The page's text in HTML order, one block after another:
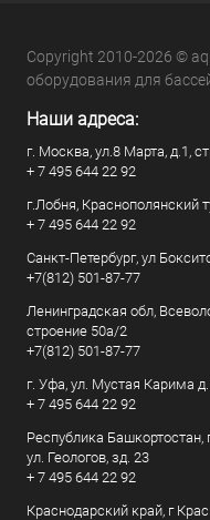
Copyright 2010-2026 ©
оборудования для
Наши адреса:
г. Москва, ул.8 Марта, д.1,
+ 7 495 644 22 92
г.Лобня, Краснополянский
+ 7 495 644 22 92
Санкт-Петербург, ул
+7(812) 501-87-77
Ленинградская обл,
строение 50а/2
+7(812) 501-87-77
г. Уфа, ул. Мустая Карима
+ 7 495 644 22 92
Республика
ул. Геологов, зд. 23
+ 7 495 644 22 92
Краснодарский край, г